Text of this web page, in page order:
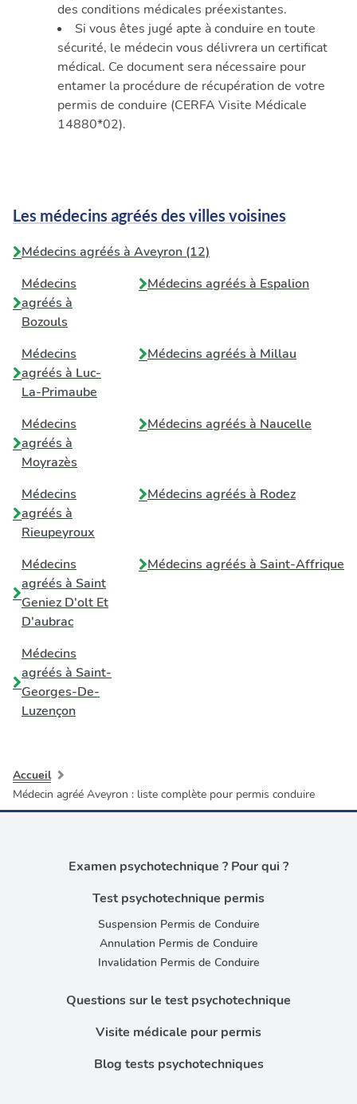
des conditions médicales préexistantes.
Si vous êtes jugé apte à conduire en toute
sécurité, le médecin vous délivrera un certificat
médical. Ce document sera nécessaire pour
entamer la procédure de récupération de votre
permis de conduire (CERFA Visite Médicale
14880*02).
Les médecins agréés des villes voisines
Médecins agréés à Aveyron (12)
Médecins
agréés à
Bozouls
Médecins agréés à Espalion
Médecins
agréés à Luc-
La-Primaube
Médecins agréés à Millau
Médecins
agréés à
Moyrazès
Médecins agréés à Naucelle
Médecins
agréés à
Rieupeyroux
Médecins agréés à Rodez
Médecins
agréés à Saint
Geniez D'olt Et
D'aubrac
Médecins agréés à Saint-Affrique
Médecins
agréés à Saint-
Georges-De-
Luzençon
Accueil
Médecin agréé Aveyron : liste complète pour permis conduire
Examen psychotechnique ? Pour qui ?
Test psychotechnique permis
Suspension Permis de Conduire
Annulation Permis de Conduire
Invalidation Permis de Conduire
Questions sur le test psychotechnique
Visite médicale pour permis
Blog tests psychotechniques